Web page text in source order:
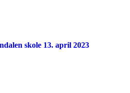
skole 13. april 2023